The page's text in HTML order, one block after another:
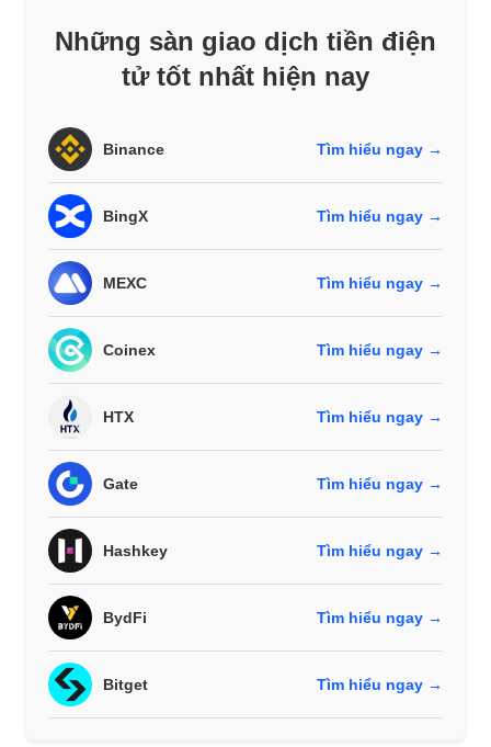
Những sàn giao dịch tiền điện
tử tốt nhất hiện nay
Binance Tìm hiểu ngay →
BingX Tìm hiểu ngay →
MEXC Tìm hiểu ngay →
Coinex Tìm hiểu ngay →
HTX Tìm hiểu ngay →
Gate Tìm hiểu ngay →
Hashkey Tìm hiểu ngay →
BydFi Tìm hiểu ngay →
Bitget Tìm hiểu ngay →